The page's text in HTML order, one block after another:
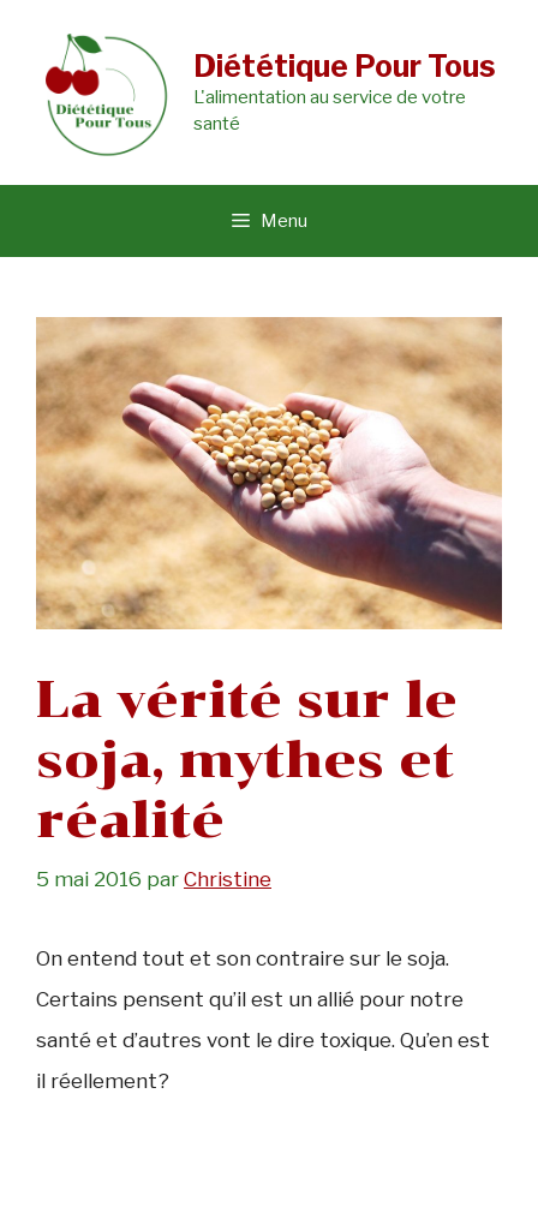
contenu
Diététique Pour Tous
L'alimentation au service de votre
santé
Menu
La vérité sur le
soja, mythes et
réalité
5 mai 2016 par Christine
On entend tout et son contraire sur le soja.
Certains pensent qu’il est un allié pour notre
santé et d’autres vont le dire toxique. Qu’en est
il réellement?